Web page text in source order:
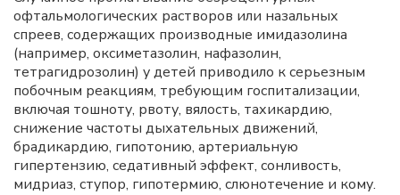
офтальмологических растворов или назальных
спреев, содержащих производные имидазолина
(например, оксиметазолин, нафазолин,
тетрагидрозолин) у детей приводило к серьезным
побочным реакциям, требующим госпитализации,
включая тошноту, рвоту, вялость, тахикардию,
снижение частоты дыхательных движений,
брадикардию, гипотонию, артериальную
гипертензию, седативный эффект, сонливость,
мидриаз, ступор, гипотермию, слюнотечение и кому.